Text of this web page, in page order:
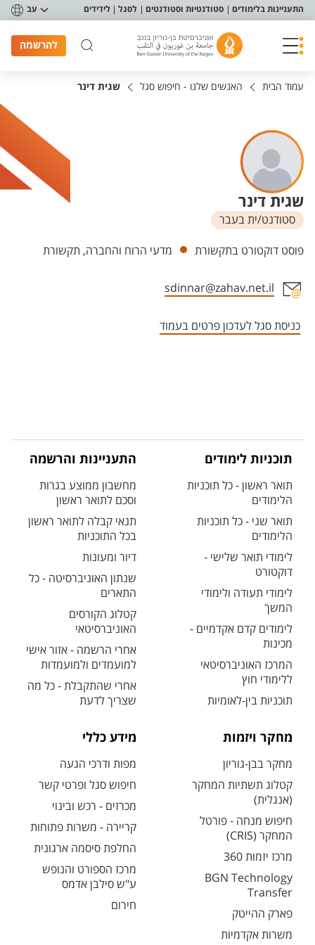
תפריט נגישות
התעניינות בלימודים סטודנטיות וסטודנטים לסגל לידידים עב
להרשמה
עמוד הבית האנשים שלנו - חיפוש סגל שגית דינר
שגית דינר
סטודנט/ית בעבר
יחידות
פוסט דוקטורט בתקשורת מדעי הרוח והחברה, תקשורת
sdinnar@zahav.net.il
כניסת סגל לעדכון פרטים בעמוד
תוכניות לימודים
תואר ראשון - כל תוכניות
הלימודים
תואר שני - כל תוכניות
הלימודים
לימודי תואר שלישי -
דוקטורט
לימודי תעודה ולימודי
המשך
לימודים קדם אקדמיים -
מכינות
המרכז האוניברסיטאי
ללימודי חוץ
תוכניות בין-לאומיות
התעניינות והרשמה
מחשבון ממוצע בגרות
וסכם לתואר ראשון
תנאי קבלה לתואר ראשון
בכל התוכניות
דיור ומעונות
שנתון האוניברסיטה - כל
התארים
קטלוג הקורסים
האוניברסיטאי
אחרי הרשמה - אזור אישי
למועמדים ולמועמדות
אחרי שהתקבלת - כל מה
שצריך לדעת
מחקר ויזמות
מחקר בבן-גוריון
קטלוג תשתיות המחקר
(אנגלית)
חיפוש מנחה - פורטל
המחקר (CRIS)
מרכז יזמות 360
BGN Technology
Transfer
פארק ההייטק
משרות אקדמיות
מידע כללי
מפות ודרכי הגעה
חיפוש סגל ופרטי קשר
מכרזים - רכש ובינוי
קריירה - משרות פתוחות
החלפת סיסמה ארגונית
מרכז הספורט והנופש
ע"ש סילבן אדמס
חירום